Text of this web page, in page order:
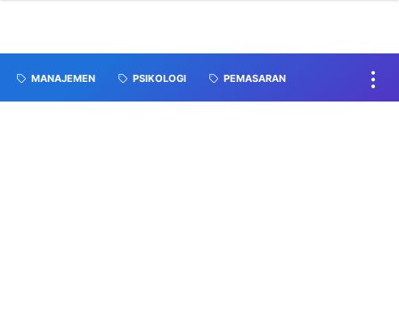
MANAJEMEN PSIKOLOGI PEMASARAN